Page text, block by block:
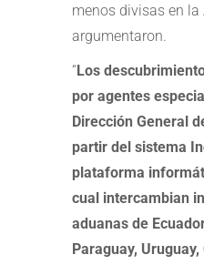
menos divisas en la
argumentaron.
“Los
por agentes
Dirección General
partir del sistema
plataforma
cual intercambian
aduanas de
Paraguay,